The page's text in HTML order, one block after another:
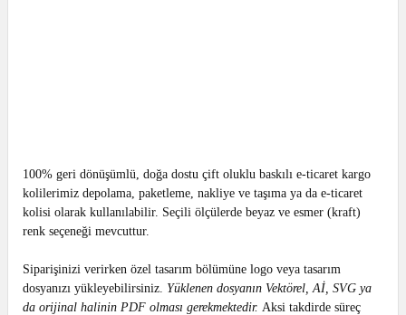
100% geri dönüşümlü, doğa dostu çift oluklu baskılı e-ticaret kargo
kolilerimiz depolama, paketleme, nakliye ve taşıma ya da e-ticaret
kolisi olarak kullanılabilir. Seçili ölçülerde beyaz ve esmer (kraft)
renk seçeneği mevcuttur.
Siparişinizi verirken özel tasarım bölümüne logo veya tasarım
dosyanızı yükleyebilirsiniz. Yüklenen dosyanın Vektörel, Aİ, SVG ya
da orijinal halinin PDF olması gerekmektedir. Aksi takdirde süreç